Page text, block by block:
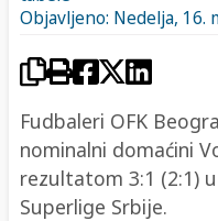
Objavljeno: Nedelja, 16.
Fudbaleri OFK
nominalni domaćini
rezultatom 3:1 (2:1)
Superlige Srbije.